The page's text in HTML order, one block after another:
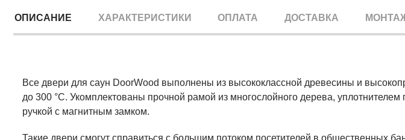
ОПИСАНИЕ ХАРАКТЕРИСТИКИ ОПЛАТА ДОСТАВКА
Все двери для саун DoorWood выполнены из высококлассной древесины и
до 300 °C. Укомплектованы прочной рамой из многослойного дерева,
ручкой с магнитным замком.
Такие двери смогут справиться с большим потоком посетителей в общественных